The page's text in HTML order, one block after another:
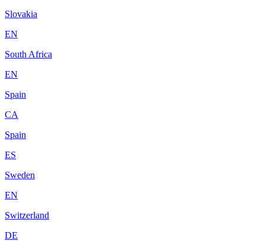
Slovakia
EN
South Africa
EN
Spain
CA
Spain
ES
Sweden
EN
Switzerland
DE